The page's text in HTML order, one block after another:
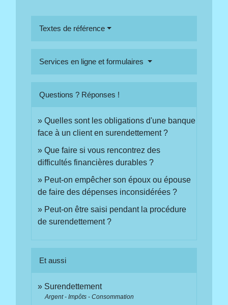
Textes de référence
Services en ligne et formulaires
Questions ? Réponses !
Quelles sont les obligations d'une banque
face à un client en surendettement ?
Que faire si vous rencontrez des
difficultés financières durables ?
Peut-on empêcher son époux ou épouse
de faire des dépenses inconsidérées ?
Peut-on être saisi pendant la procédure
de surendettement ?
Et aussi
Surendettement
Argent - Impôts - Consommation